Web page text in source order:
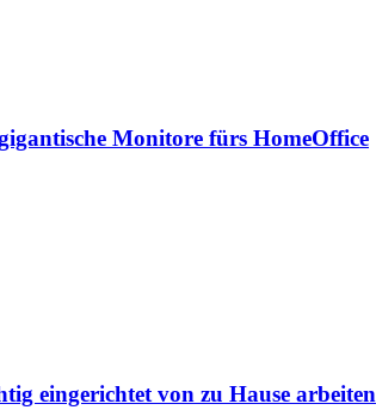
Monitore fürs HomeOffice
eingerichtet von zu Hause arbeiten